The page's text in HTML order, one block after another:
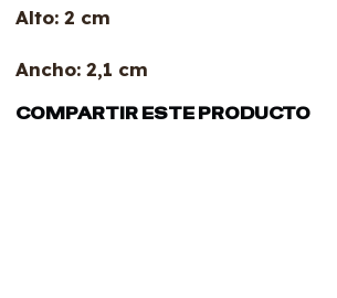
Alto: 2 cm
Ancho: 2,1 cm
COMPARTIR ESTE PRODUCTO